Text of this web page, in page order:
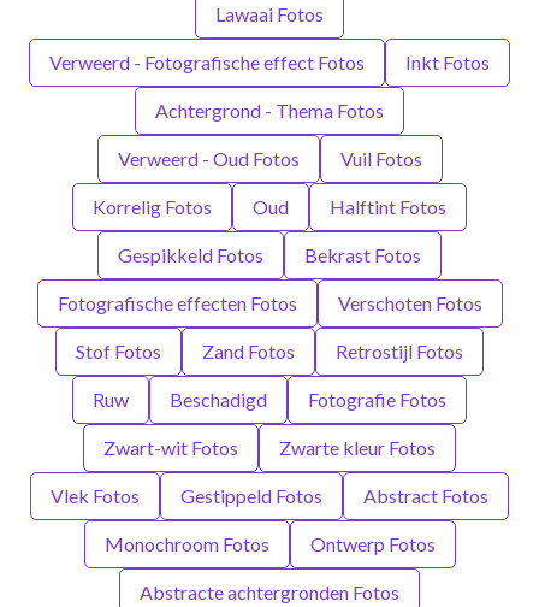
Lawaai Fotos
Verweerd - Fotografische effect Fotos Inkt Fotos
Achtergrond - Thema Fotos
Verweerd - Oud Fotos Vuil Fotos
Korrelig Fotos Oud Halftint Fotos
Gespikkeld Fotos Bekrast Fotos
Fotografische effecten Fotos Verschoten Fotos
Stof Fotos Zand Fotos Retrostijl Fotos
Ruw Beschadigd Fotografie Fotos
Zwart-wit Fotos Zwarte kleur Fotos
Vlek Fotos Gestippeld Fotos Abstract Fotos
Monochroom Fotos Ontwerp Fotos
Abstracte achtergronden Fotos